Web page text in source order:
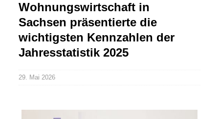
Wohnungswirtschaft in
Sachsen präsentierte die
wichtigsten Kennzahlen der
Jahresstatistik 2025
29. Mai 2026